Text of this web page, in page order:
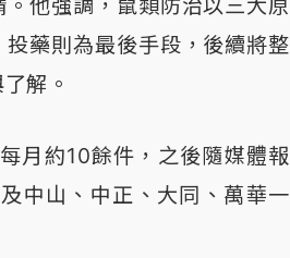
他強調，鼠類防治以三大原
藥則為最後手段，後續將整
解。
月約10餘件，之後隨媒體報
中山、中正、大同、萬華一